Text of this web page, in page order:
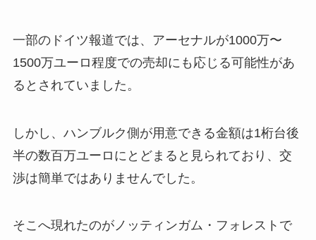
一部のドイツ報道では、アーセナルが1000万〜
1500万ユーロ程度での売却にも応じる可能性があ
るとされていました。
しかし、ハンブルク側が用意できる金額は1桁台後
半の数百万ユーロにとどまると見られており、交
渉は簡単ではありませんでした。
そこへ現れたのがノッティンガム・フォレストで